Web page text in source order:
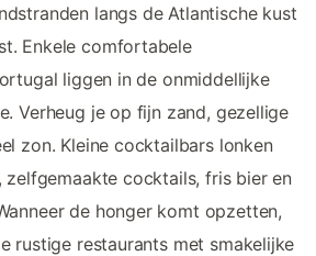
langs de Atlantische kust
Enkele comfortabele
liggen in de onmiddellijke
Verheug je op fijn zand, gezellige
zon. Kleine cocktailbars lonken
zelfgemaakte cocktails, fris bier en
de honger komt opzetten,
rustige restaurants met smakelijke